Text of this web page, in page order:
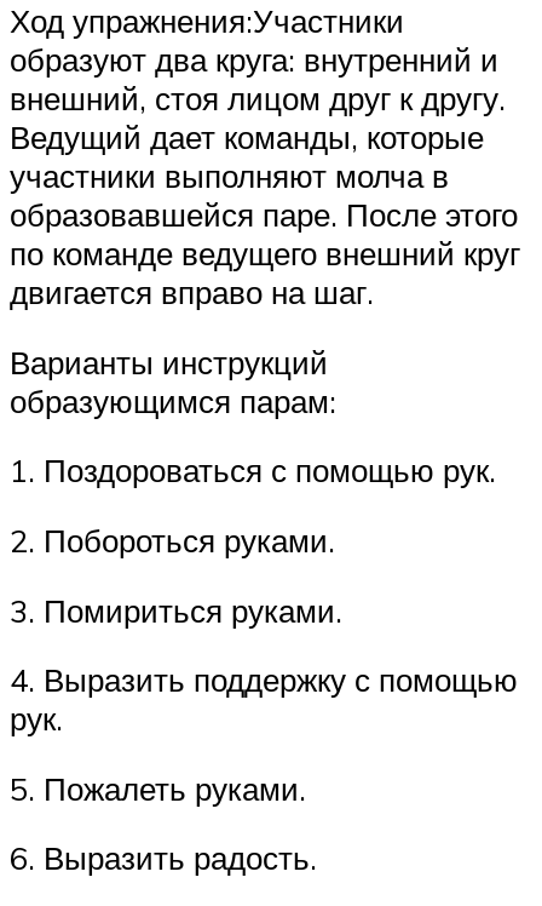
Ход упражнения:Участники
образуют два круга: внутренний и
внешний, стоя лицом друг к другу.
Ведущий дает команды, которые
участники выполняют молча в
образовавшейся паре. После этого
по команде ведущего внешний круг
двигается вправо на шаг.
Варианты инструкций
образующимся парам:
1. Поздороваться с помощью рук.
2. Побороться руками.
3. Помириться руками.
4. Выразить поддержку с помощью
рук.
5. Пожалеть руками.
6. Выразить радость.